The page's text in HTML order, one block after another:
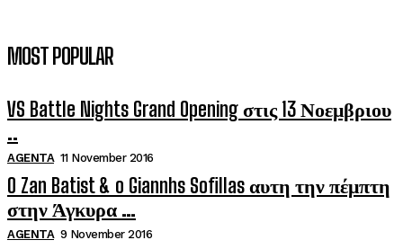
MOST POPULAR
VS Battle Nights Grand Opening στις 13 Νοεμβριου
..
AGENTA 11 November 2016
O Zan Batist & o Giannhs Sofillas αυτη την πέμπτη
στην Άγκυρα …
AGENTA 9 November 2016